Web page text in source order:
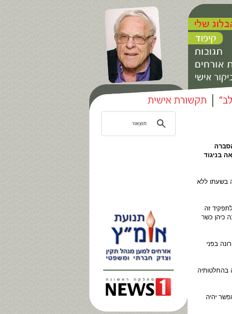
בניגוד
בשעתו ללא
זה
כיהן כשר
בפני
בהחלטותיה
יהיה